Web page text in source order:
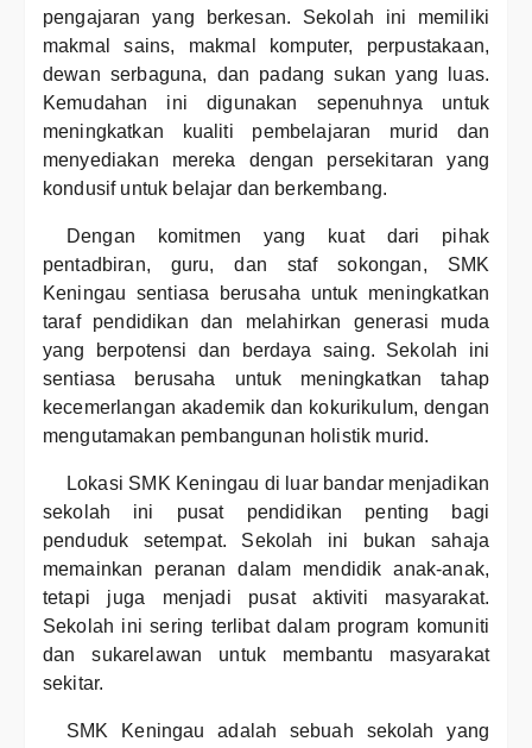
pengajaran yang berkesan. Sekolah ini memiliki
makmal sains, makmal komputer, perpustakaan,
dewan serbaguna, dan padang sukan yang luas.
Kemudahan ini digunakan sepenuhnya untuk
meningkatkan kualiti pembelajaran murid dan
menyediakan mereka dengan persekitaran yang
kondusif untuk belajar dan berkembang.
Dengan komitmen yang kuat dari pihak
pentadbiran, guru, dan staf sokongan, SMK
Keningau sentiasa berusaha untuk meningkatkan
taraf pendidikan dan melahirkan generasi muda
yang berpotensi dan berdaya saing. Sekolah ini
sentiasa berusaha untuk meningkatkan tahap
kecemerlangan akademik dan kokurikulum, dengan
mengutamakan pembangunan holistik murid.
Lokasi SMK Keningau di luar bandar menjadikan
sekolah ini pusat pendidikan penting bagi
penduduk setempat. Sekolah ini bukan sahaja
memainkan peranan dalam mendidik anak-anak,
tetapi juga menjadi pusat aktiviti masyarakat.
Sekolah ini sering terlibat dalam program komuniti
dan sukarelawan untuk membantu masyarakat
sekitar.
SMK Keningau adalah sebuah sekolah yang